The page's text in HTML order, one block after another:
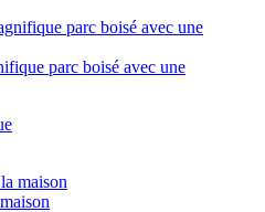
parc boisé avec une